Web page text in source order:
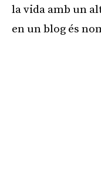
la vida amb un
en un blog és